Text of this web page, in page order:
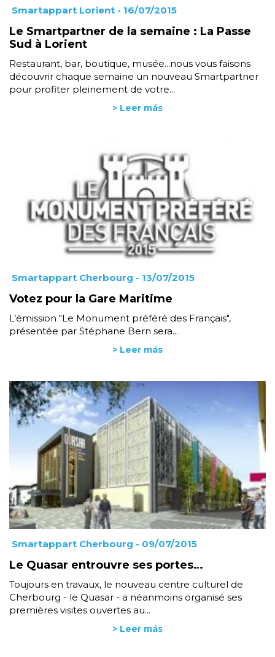
Smartappart Lorient - 16/07/2015
Le Smartpartner de la semaine : La Passe
Sud à Lorient
Restaurant, bar, boutique, musée...nous vous faisons
découvrir chaque semaine un nouveau Smartpartner
pour profiter pleinement de votre...
> Leer más
Smartappart Cherbourg - 13/07/2015
Votez pour la Gare Maritime
L’émission "Le Monument préféré des Français",
présentée par Stéphane Bern sera...
> Leer más
Smartappart Cherbourg - 09/07/2015
Le Quasar entrouvre ses portes…
Toujours en travaux, le nouveau centre culturel de
Cherbourg - le Quasar - a néanmoins organisé ses
premières visites ouvertes au...
> Leer más